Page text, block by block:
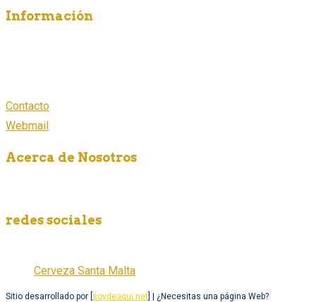
Información
Contacto
Webmail
Acerca de Nosotros
redes sociales
Cerveza Santa Malta
Sitio desarrollado por [ soydeaqui.net ] | ¿Necesitas una página Web?